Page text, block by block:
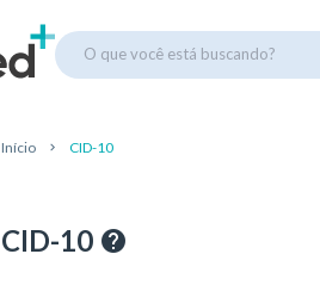
O que você está buscando?
Início CID-10
CID-10